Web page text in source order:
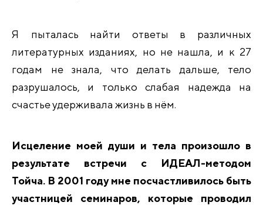
Я
пыталась найти ответы в различных
литературных изданиях, но не нашла, и к 27
годам не знала, что делать дальше, тело
разрушалось, и только слабая надежда на
счастье удерживала жизнь в нём.
Исцеление моей души и тела произошло в
результате встречи с ИДЕАЛ-методом
Тойча. В 2001 году мне посчастливилось быть
участницей семинаров, которые проводил